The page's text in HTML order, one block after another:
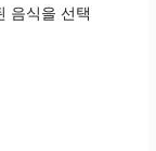
음식을 선택